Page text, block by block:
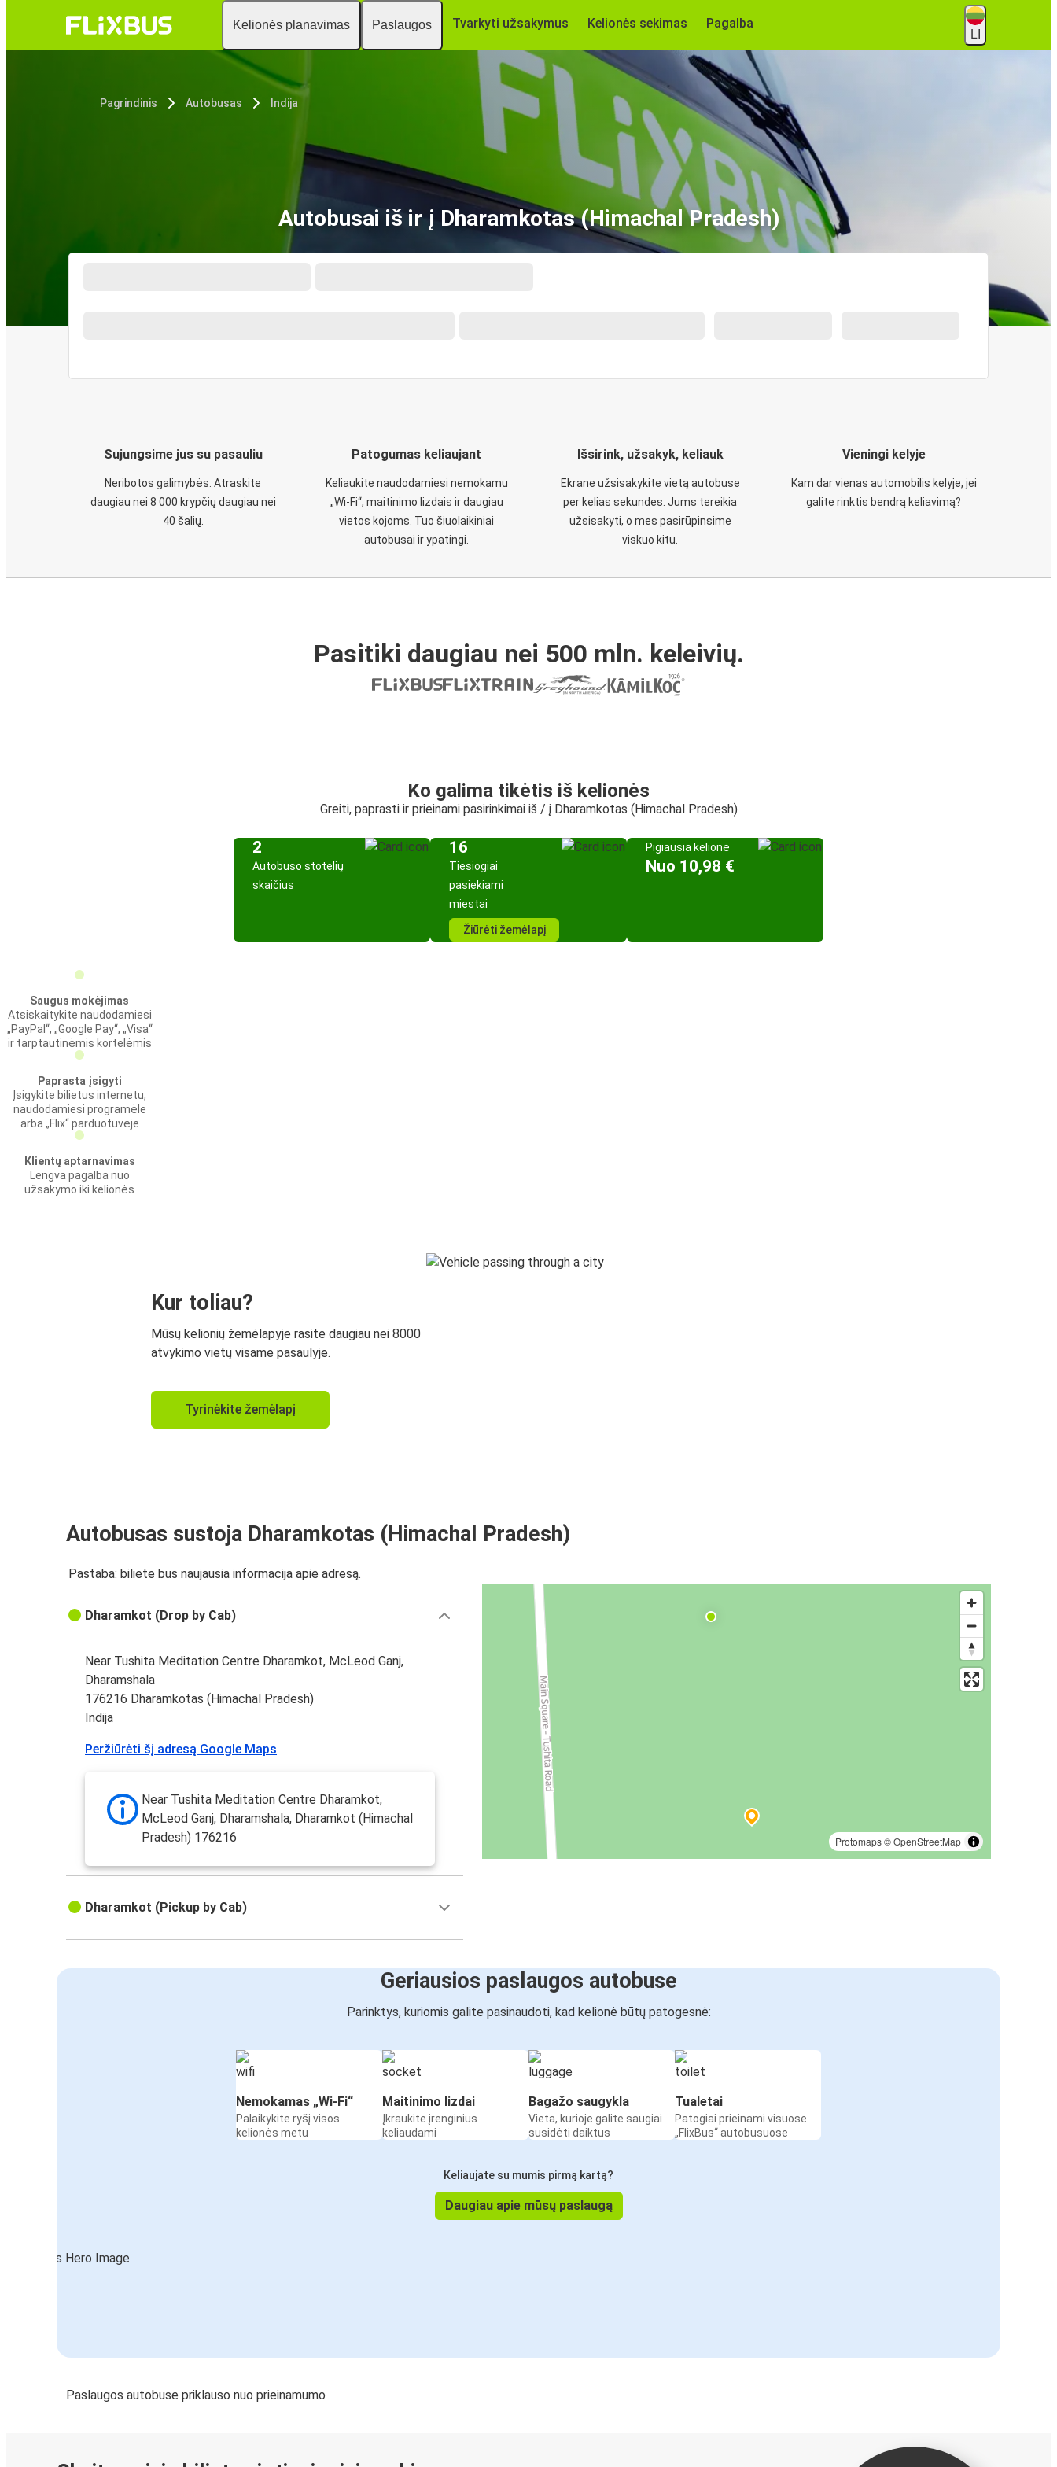
Kelionės planavimas Paslaugos Tvarkyti užsakymus Kelionės sekimas Pagalba
LI
Pagrindinis Autobusas Indija
Autobusai iš ir į Dharamkotas (Himachal Pradesh)
Sujungsime jus su pasauliu
Neribotos galimybės. Atraskite
daugiau nei 8 000 krypčių daugiau nei
40 šalių.
Patogumas keliaujant
Keliaukite naudodamiesi nemokamu
„Wi-Fi“, maitinimo lizdais ir daugiau
vietos kojoms. Tuo šiuolaikiniai
autobusai ir ypatingi.
Išsirink, užsakyk, keliauk
Ekrane užsisakykite vietą autobuse
per kelias sekundes. Jums tereikia
užsisakyti, o mes pasirūpinsime
viskuo kitu.
Vieningi kelyje
Kam dar vienas automobilis kelyje, jei
galite rinktis bendrą keliavimą?
Pasitiki daugiau nei 500 mln. keleivių.
Ko galima tikėtis iš kelionės
Greiti, paprasti ir prieinami pasirinkimai iš / į Dharamkotas (Himachal Pradesh)
2
Autobuso stotelių
skaičius
16
Tiesiogiai
pasiekiami
miestai
Žiūrėti žemėlapį
Pigiausia kelionė
Nuo 10,98 €
Saugus mokėjimas
Atsiskaitykite naudodamiesi
„PayPal“, „Google Pay“, „Visa“
ir tarptautinėmis kortelėmis
Paprasta įsigyti
Įsigykite bilietus internetu,
naudodamiesi programėle
arba „Flix“ parduotuvėje
Klientų aptarnavimas
Lengva pagalba nuo
užsakymo iki kelionės
Kur toliau?
Mūsų kelionių žemėlapyje rasite daugiau nei 8000
atvykimo vietų visame pasaulyje.
Tyrinėkite žemėlapį
Autobusas sustoja Dharamkotas (Himachal Pradesh)
Pastaba: biliete bus naujausia informacija apie adresą.
Protomaps©OpenStreetMap
Dharamkot (Drop by Cab)
Near Tushita Meditation Centre Dharamkot, McLeod Ganj,
Dharamshala
176216 Dharamkotas (Himachal Pradesh)
Indija
Peržiūrėti šį adresą Google Maps
Near Tushita Meditation Centre Dharamkot,
McLeod Ganj, Dharamshala, Dharamkot (Himachal
Pradesh) 176216
Dharamkot (Pickup by Cab)
Geriausios paslaugos autobuse
Parinktys, kuriomis galite pasinaudoti, kad kelionė būtų patogesnė:
Nemokamas „Wi-Fi“
Palaikykite ryšį visos
kelionės metu
Maitinimo lizdai
Įkraukite įrenginius
keliaudami
Bagažo saugykla
Vieta, kurioje galite saugiai
susidėti daiktus
Tualetai
Patogiai prieinami visuose
„FlixBus“ autobusuose
Keliaujate su mumis pirmą kartą?
Daugiau apie mūsų paslaugą
Paslaugos autobuse priklauso nuo prieinamumo